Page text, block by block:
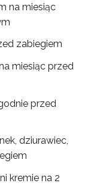
na miesiąc
zabiegiem
miesiąc przed
przed
dziurawiec,
kremie na 2